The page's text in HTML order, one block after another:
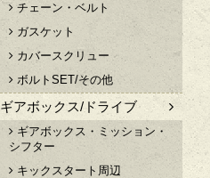
チェーン・ベルト
ガスケット
カバースクリュー
ボルトSET/その他
ギアボックス/ドライブ
ギアボックス・ミッション・
シフター
キックスタート周辺